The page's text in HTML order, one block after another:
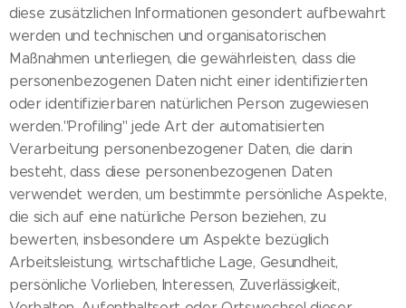
diese zusätzlichen Informationen gesondert aufbewahrt
werden und technischen und organisatorischen
Maßnahmen unterliegen, die gewährleisten, dass die
personenbezogenen Daten nicht einer identifizierten
oder identifizierbaren natürlichen Person zugewiesen
werden."Profiling" jede Art der automatisierten
Verarbeitung personenbezogener Daten, die darin
besteht, dass diese personenbezogenen Daten
verwendet werden, um bestimmte persönliche Aspekte,
die sich auf eine natürliche Person beziehen, zu
bewerten, insbesondere um Aspekte bezüglich
Arbeitsleistung, wirtschaftliche Lage, Gesundheit,
persönliche Vorlieben, Interessen, Zuverlässigkeit,